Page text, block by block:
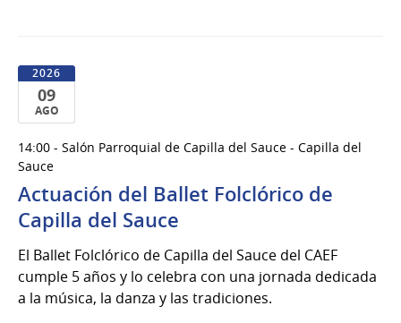
2026
09
AGO
de
Ago
del
2026
14:00 - Salón Parroquial de Capilla del Sauce - Capilla del
Sauce
Actuación del Ballet Folclórico de
Capilla del Sauce
El Ballet Folclórico de Capilla del Sauce del CAEF
cumple 5 años y lo celebra con una jornada dedicada
a la música, la danza y las tradiciones.